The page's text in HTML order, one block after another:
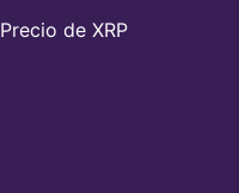
Precio de XRP